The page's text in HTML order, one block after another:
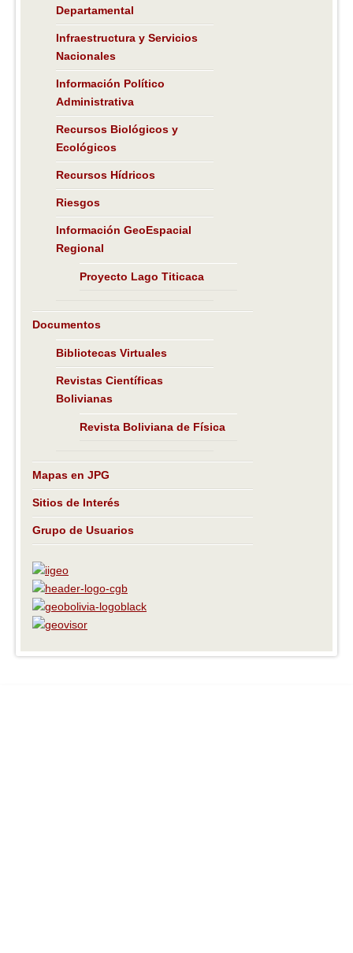
Departamental
Infraestructura y Servicios
Nacionales
Información Político
Administrativa
Recursos Biológicos y
Ecológicos
Recursos Hídricos
Riesgos
Información GeoEspacial
Regional
Proyecto Lago Titicaca
Documentos
Bibliotecas Virtuales
Revistas Científicas
Bolivianas
Revista Boliviana de Física
Mapas en JPG
Sitios de Interés
Grupo de Usuarios